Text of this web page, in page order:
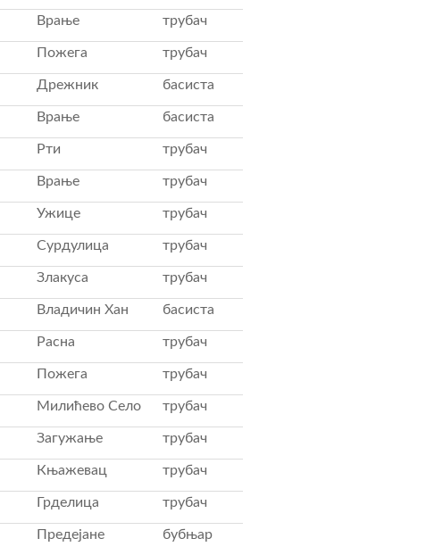
Врање трубач
Пожега трубач
Дрежник басиста
Врање басиста
Рти трубач
Врање трубач
Ужице трубач
Сурдулица трубач
Злакуса трубач
Владичин Хан басиста
Расна трубач
Пожега трубач
Милићево Село трубач
Загужање трубач
Књажевац трубач
Грделица трубач
Предејане бубњар